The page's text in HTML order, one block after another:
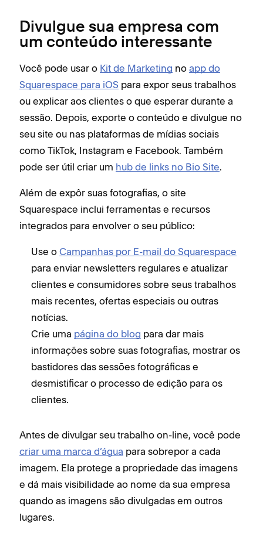
Divulgue sua empresa com
um conteúdo interessante
Você pode usar o Kit de Marketing no app do
Squarespace para iOS para expor seus trabalhos
ou explicar aos clientes o que esperar durante a
sessão. Depois, exporte o conteúdo e divulgue no
seu site ou nas plataformas de mídias sociais
como TikTok, Instagram e Facebook. Também
pode ser útil criar um hub de links no Bio Site.
Além de expôr suas fotografias, o site
Squarespace inclui ferramentas e recursos
integrados para envolver o seu público:
Use o Campanhas por E-mail do Squarespace
para enviar newsletters regulares e atualizar
clientes e consumidores sobre seus trabalhos
mais recentes, ofertas especiais ou outras
notícias.
Crie uma página do blog para dar mais
informações sobre suas fotografias, mostrar os
bastidores das sessões fotográficas e
desmistificar o processo de edição para os
clientes.
Antes de divulgar seu trabalho on-line, você pode
criar uma marca d’água para sobrepor a cada
imagem. Ela protege a propriedade das imagens
e dá mais visibilidade ao nome da sua empresa
quando as imagens são divulgadas em outros
lugares.